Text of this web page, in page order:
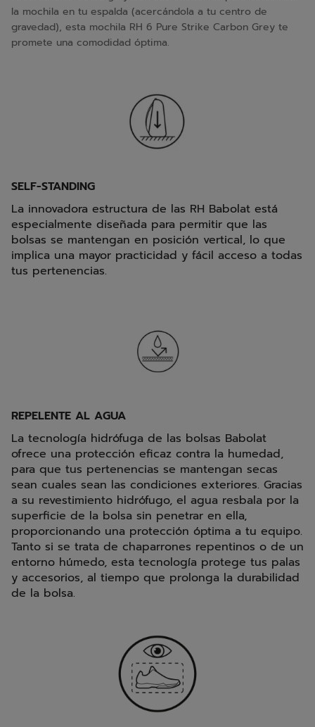
la mochila en tu espalda (acercándola a tu centro de
gravedad), esta mochila RH 6 Pure Strike Carbon Grey te
promete una comodidad óptima.
SELF-STANDING
La innovadora estructura de las RH Babolat está
especialmente diseñada para permitir que las
bolsas se mantengan en posición vertical, lo que
implica una mayor practicidad y fácil acceso a todas
tus pertenencias.
REPELENTE AL AGUA
La tecnología hidrófuga de las bolsas Babolat
ofrece una protección eficaz contra la humedad,
para que tus pertenencias se mantengan secas
sean cuales sean las condiciones exteriores. Gracias
a su revestimiento hidrófugo, el agua resbala por la
superficie de la bolsa sin penetrar en ella,
proporcionando una protección óptima a tu equipo.
Tanto si se trata de chaparrones repentinos o de un
entorno húmedo, esta tecnología protege tus palas
y accesorios, al tiempo que prolonga la durabilidad
de la bolsa.